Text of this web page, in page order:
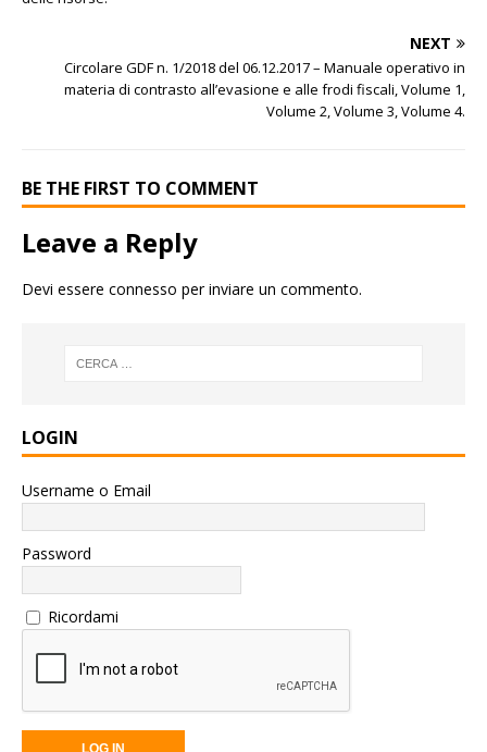
NEXT
Circolare GDF n. 1/2018 del 06.12.2017 – Manuale operativo in
materia di contrasto all’evasione e alle frodi fiscali, Volume 1,
Volume 2, Volume 3, Volume 4.
BE THE FIRST TO COMMENT
Leave a Reply
Devi essere connesso per inviare un commento.
LOGIN
Username o Email
Password
Ricordami